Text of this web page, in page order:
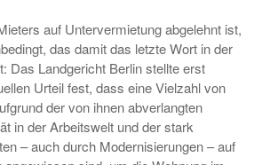
auf Untervermietung abgelehnt ist,
das damit das letzte Wort in der
Das Landgericht Berlin stellte erst
Urteil fest, dass eine Vielzahl von
der von ihnen abverlangten
in der Arbeitswelt und der stark
– auch durch Modernisierungen – auf